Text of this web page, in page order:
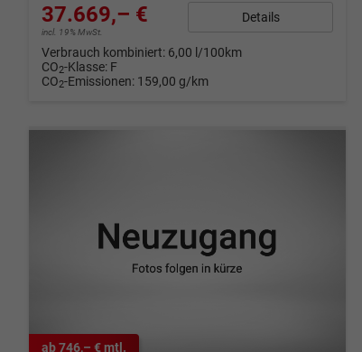
37.669,– €
incl. 19% MwSt.
Details
Verbrauch kombiniert: 6,00 l/100km
CO2-Klasse: F
CO2-Emissionen: 159,00 g/km
ab 746,– € mtl.